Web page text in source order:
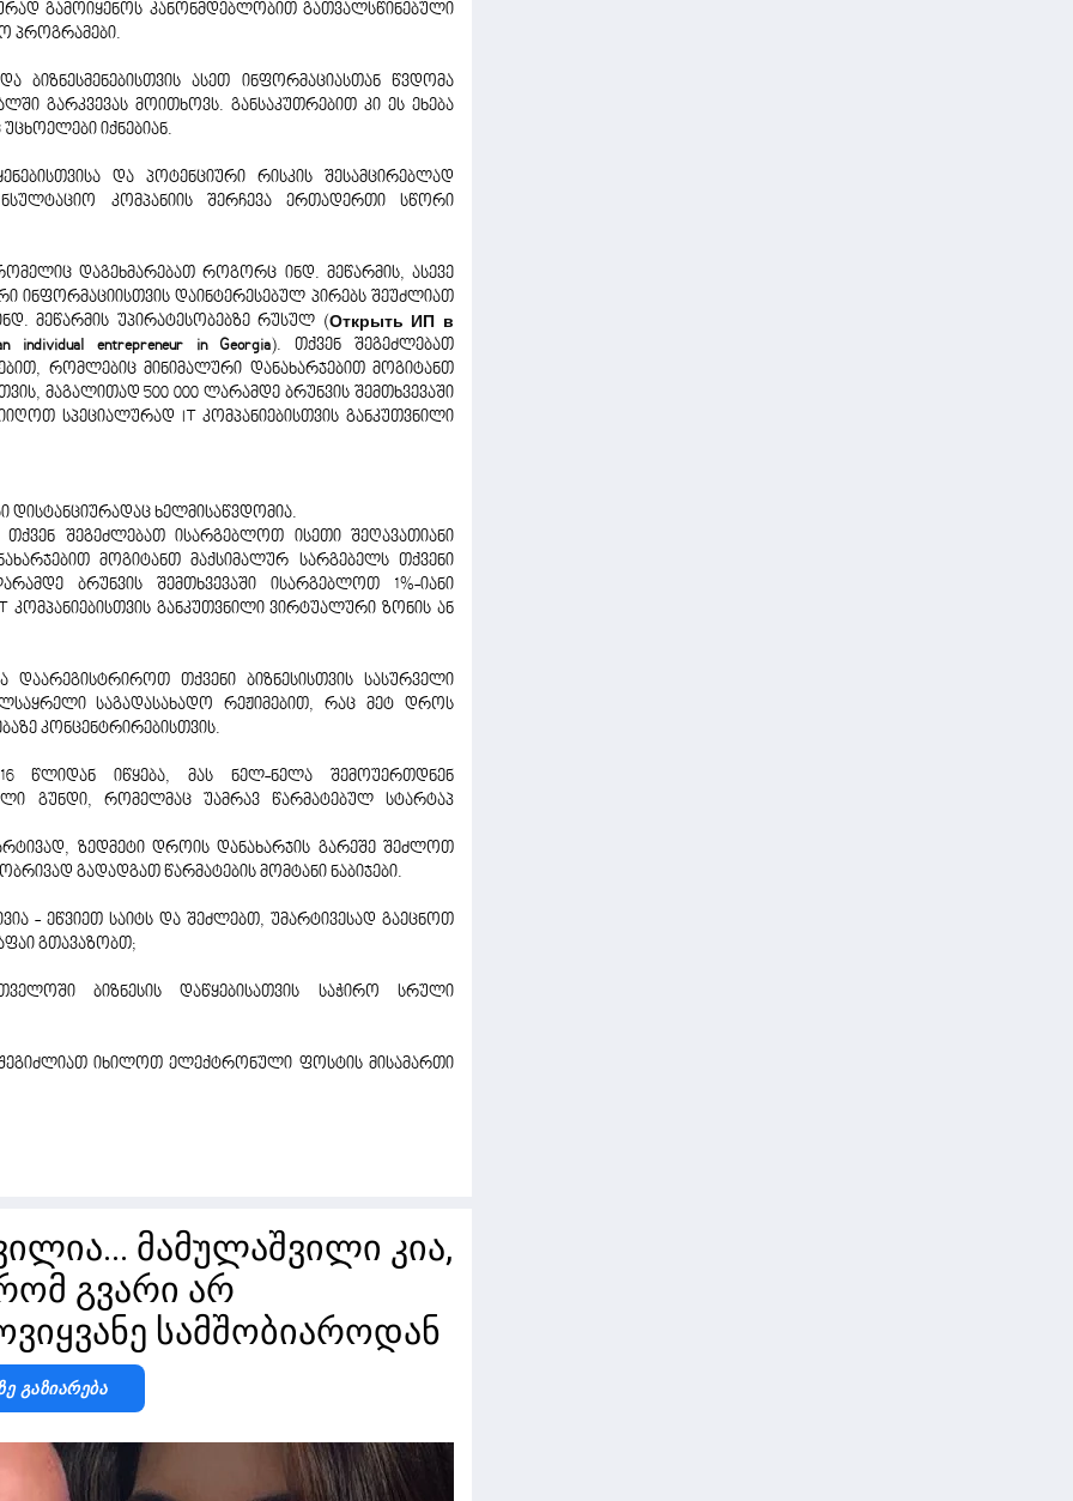
გამოიყენოს კანონმდებლობით გათვალსწინებული
პროგრამები.
ბიზნესმენებისთვის ასეთ ინფორმაციასთან წვდომა
გარკვევას მოითხოვს. განსაკუთრებით კი ეს ეხება
იქნებიან.
და პოტენციური რისკის შესამცირებლად
კომპანიის შერჩევა ერთადერთი სწორი
დაგეხმარებათ როგორც ინდ. მეწარმის, ასევე
ინფორმაციისთვის დაინტერესებულ პირებს შეუძლიათ
მეწარმის უპირატესობებზე რუსულ (Открыть ИП в
individual entrepreneur in Georgia). თქვენ შეგეძლებათ
რომლებიც მინიმალური დანახარჯებით მოგიტანთ
მაგალითად 500 000 ლარამდე ბრუნვის შემთხვევაში
სპეციალურად IT კომპანიებისთვის განკუთვნილი
დისტანციურადაც ხელმისაწვდომია.
თქვენ შეგეძლებათ ისარგებლოთ ისეთი შეღავათიანი
მოგიტანთ მაქსიმალურ სარგებელს თქვენი
ბრუნვის შემთხვევაში ისარგებლოთ 1%-იანი
განკუთვნილი ვირტუალური ზონის ან
თქვენი ბიზნესისთვის სასურველი
საგადასახადო რეჟიმებით, რაც მეტ დროს
კონცენტრირებისთვის.
წლიდან იწყება, მას ნელ-ნელა შემოუერთდნენ
გუნდი, რომელმაც უამრავ წარმატებულ სტარტაპ
ზედმეტი დროის დანახარჯის გარეშე შეძლოთ
გადადგათ წარმატების მომტანი ნაბიჯები.
- ეწვიეთ საიტს და შეძლებთ, უმარტივესად გაეცნოთ
გთავაზობთ;
ბიზნესის დაწყებისათვის საჭირო სრული
შეგიძლიათ იხილოთ ელექტრონული ფოსტის მისამართი
მამულაშვილი კია,
გვარი არ
სამშობიაროდან
Გაზიარება